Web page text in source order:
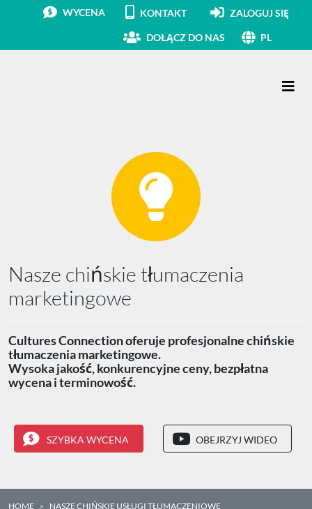
WYCENA KONTAKT ZALOGUJ SIĘ
DOŁĄCZ DO NAS PL
Nasze chińskie tłumaczenia
marketingowe
Cultures Connection oferuje profesjonalne chińskie
tłumaczenia marketingowe.
Wysoka jakość, konkurencyjne ceny, bezpłatna
wycena i terminowość.
SZYBKA WYCENA OBEJRZYJ WIDEO
HOME
NASZE CHIŃSKIE USŁUGI TŁUMACZENIOWE